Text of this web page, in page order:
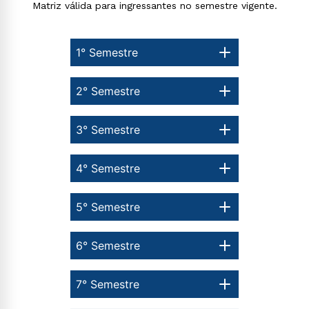
Matriz válida para ingressantes no semestre vigente.
1° Semestre
7° Semestre
6° Semestre
5° Semestre
4° Semestre
3° Semestre
2° Semestre
Política de Privacidade.
autorizo que meus dados sejam utilizados para o